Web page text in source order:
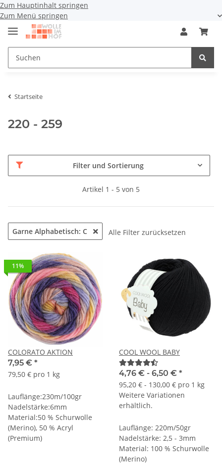
Zum Hauptinhalt springen
Zum Menü springen
Startseite
220 - 259
Filter und Sortierung
Artikel 1 - 5 von 5
Garne Alphabetisch: C Alle Filter zurücksetzen
11%
COLORATO AKTION
7,95 € *
79,50 € pro 1 kg
Lauflänge:230m/100gr
Nadelstärke:6mm
Material:50 % Schurwolle
(Merino), 50 % Acryl
(Premium)
COOL WOOL BABY
4,76 € - 6,50 € *
95,20 € - 130,00 € pro 1 kg
Weitere Variationen
erhältlich.
Lauflänge: 220m/50gr
Nadelstärke: 2,5 - 3mm
Material: 100 % Schurwolle
(Merino)